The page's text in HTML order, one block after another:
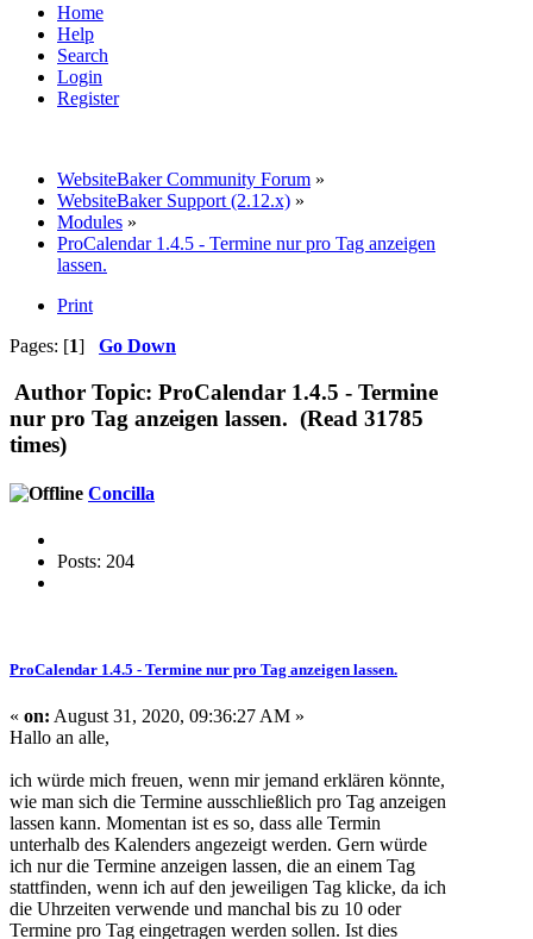
Home
Help
Search
Login
Register
WebsiteBaker Community Forum »
WebsiteBaker Support (2.12.x) »
Modules »
ProCalendar 1.4.5 - Termine nur pro Tag anzeigen
lassen.
Print
Pages: [1] Go Down
Author Topic: ProCalendar 1.4.5 - Termine
nur pro Tag anzeigen lassen. (Read 31785
times)
Concilla
Posts: 204
ProCalendar 1.4.5 - Termine nur pro Tag anzeigen lassen.
« on: August 31, 2020, 09:36:27 AM »
Hallo an alle,
ich würde mich freuen, wenn mir jemand erklären könnte,
wie man sich die Termine ausschließlich pro Tag anzeigen
lassen kann. Momentan ist es so, dass alle Termin
unterhalb des Kalenders angezeigt werden. Gern würde
ich nur die Termine anzeigen lassen, die an einem Tag
stattfinden, wenn ich auf den jeweiligen Tag klicke, da ich
die Uhrzeiten verwende und manchal bis zu 10 oder
Termine pro Tag eingetragen werden sollen. Ist dies